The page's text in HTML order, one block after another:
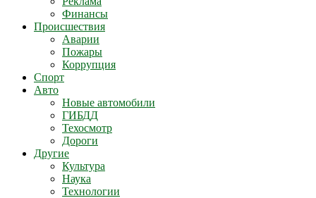
Финансы
Происшествия
Аварии
Пожары
Коррупция
Спорт
Авто
Новые автомобили
ГИБДД
Техосмотр
Дороги
Другие
Культура
Наука
Технологии